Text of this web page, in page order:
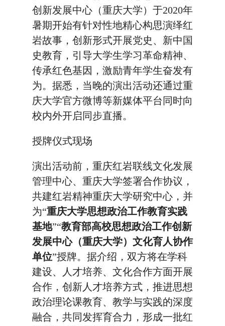
创新发展中心（重庆大学）于2020年
暑期开始有针对性地精心构思演绎红
岩故事，创新形式开展党史、新中国
史教育，引导大学生学习革命精神、
传承红色基因，激励青年学生奋发有
为。据悉，当晚的演出活动还通过重
庆大学官方微博等新媒体平台同时向
校内外开启同步直播。
授牌仪式现场
演出活动前，重庆红岩联线文化发展
管理中心、重庆大学签署合作协议，
共建红岩精神重庆大学研究中心，并
为“重庆大学思想政治工作教育实践
基地”“教育部高校思想政治工作创新
发展中心（重庆大学）文化育人协作
单位”授牌。据介绍，双方将在学科
建设、人才培养、文化合作方面开展
合作，创新人才培养方式，推进思想
政治理论课教育、教学与实践的深度
融合，共同发挥育合力，形成一批红